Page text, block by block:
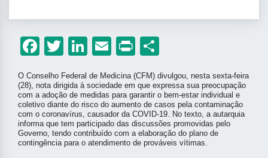
Facebook
Twitter
LinkedIn
Email
Print
O Conselho Federal de Medicina (CFM) divulgou, nesta sexta-feira
(28), nota dirigida à sociedade em que expressa sua preocupação
com a adoção de medidas para garantir o bem-estar individual e
coletivo diante do risco do aumento de casos pela contaminação
com o coronavírus, causador da COVID-19. No texto, a autarquia
informa que tem participado das discussões promovidas pelo
Governo, tendo contribuído com a elaboração do plano de
contingência para o atendimento de prováveis vítimas.